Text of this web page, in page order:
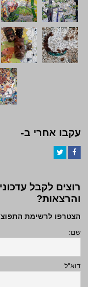
עקבו אחרי ב-
רוצים לקבל
והרצאות?
הצטרפו לרשימת
שם:
דוא"ל: